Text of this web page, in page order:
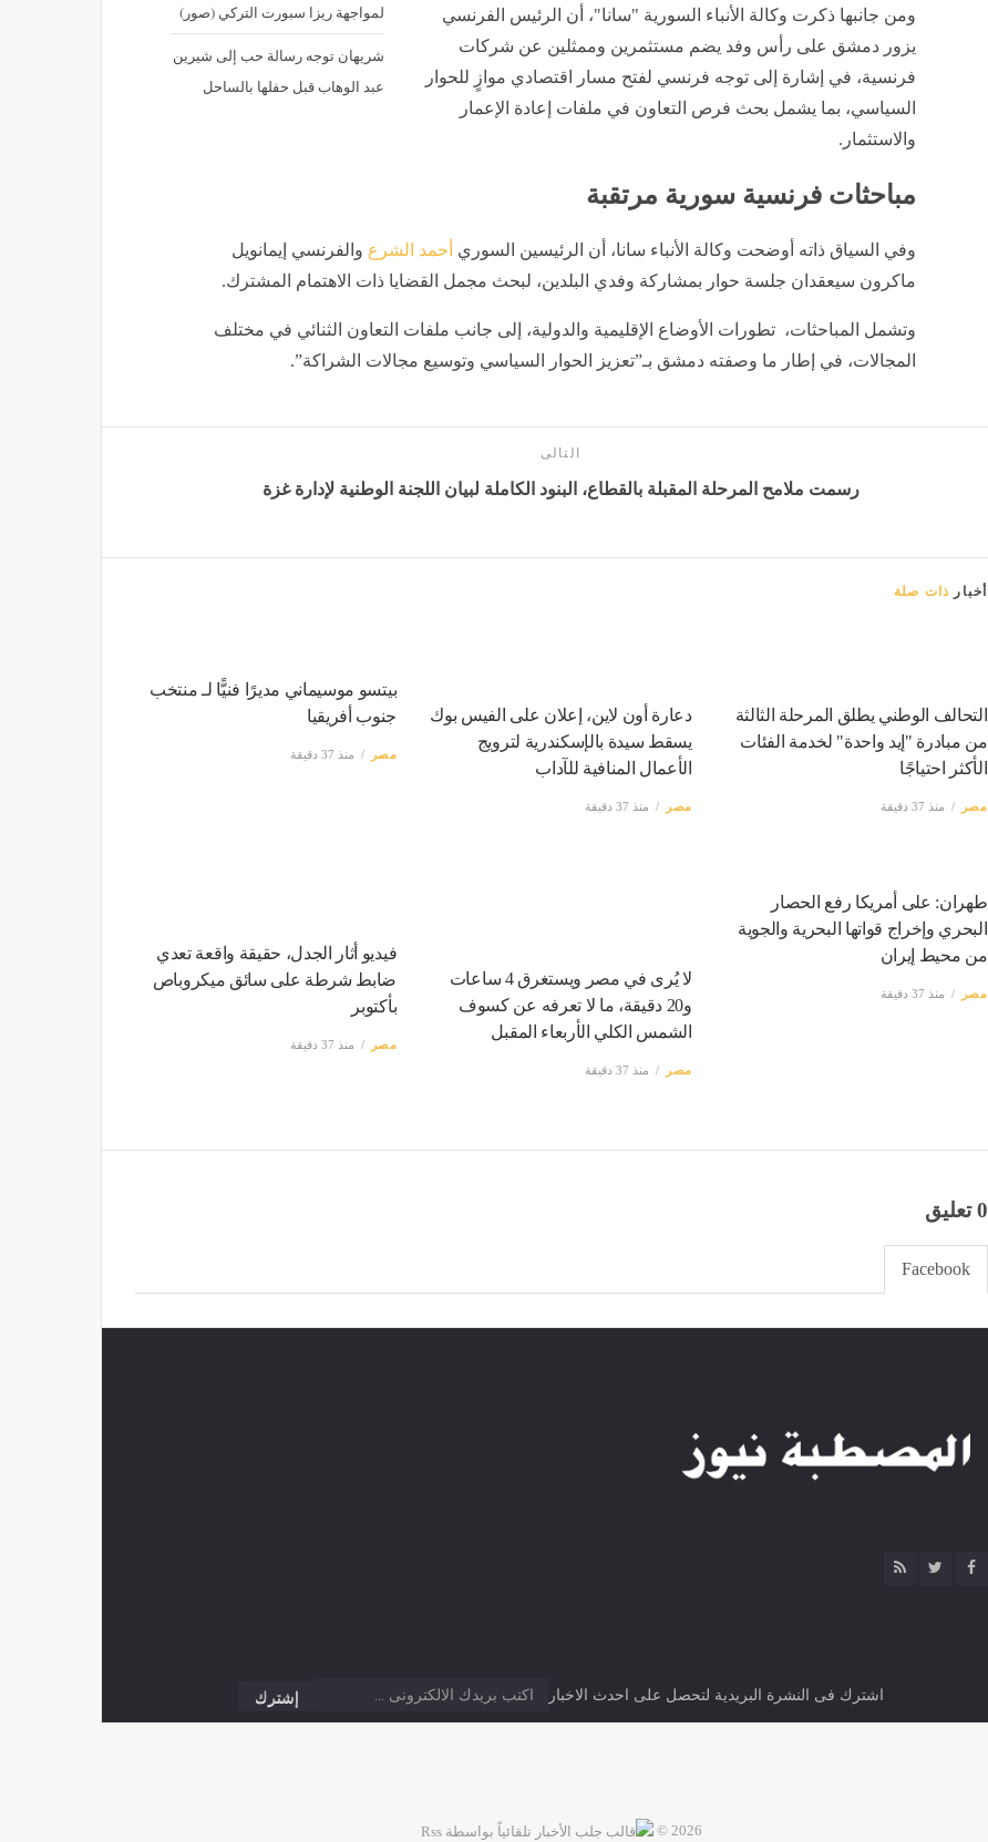
لمواجهة ريزا سبورت التركي (صور)
شريهان توجه رسالة حب إلى شيرين
عبد الوهاب قبل حفلها بالساحل
ومن جانبها ذكرت وكالة الأنباء السورية "سانا"، أن الرئيس الفرنسي
يزور دمشق على رأس وفد يضم مستثمرين وممثلين عن شركات
فرنسية، في إشارة إلى توجه فرنسي لفتح مسار اقتصادي موازٍ للحوار
السياسي، بما يشمل بحث فرص التعاون في ملفات إعادة الإعمار
والاستثمار.
مباحثات فرنسية سورية مرتقبة
وفي السياق ذاته أوضحت وكالة الأنباء سانا، أن الرئيسين السوري أحمد الشرع والفرنسي إيمانويل
ماكرون سيعقدان جلسة حوار بمشاركة وفدي البلدين، لبحث مجمل القضايا ذات الاهتمام المشترك.
وتشمل المباحثات، تطورات الأوضاع الإقليمية والدولية، إلى جانب ملفات التعاون الثنائي في مختلف
المجالات، في إطار ما وصفته دمشق بـ”تعزيز الحوار السياسي وتوسيع مجالات الشراكة”.
التالى
رسمت ملامح المرحلة المقبلة بالقطاع، البنود الكاملة لبيان اللجنة الوطنية لإدارة غزة
أخبار ذات صلة
التحالف الوطني يطلق المرحلة الثالثة
من مبادرة "إيد واحدة" لخدمة الفئات
الأكثر احتياجًا
مصر منذ 37 دقيقة
دعارة أون لاين، إعلان على الفيس بوك
يسقط سيدة بالإسكندرية لترويج
الأعمال المنافية للآداب
مصر منذ 37 دقيقة
بيتسو موسيماني مديرًا فنيًّا لـ منتخب
جنوب أفريقيا
مصر منذ 37 دقيقة
طهران: على أمريكا رفع الحصار
البحري وإخراج قواتها البحرية والجوية
من محيط إيران
مصر منذ 37 دقيقة
لا يُرى في مصر ويستغرق 4 ساعات
و20 دقيقة، ما لا تعرفه عن كسوف
الشمس الكلي الأربعاء المقبل
مصر منذ 37 دقيقة
فيديو أثار الجدل، حقيقة واقعة تعدي
ضابط شرطة على سائق ميكروباص
بأكتوبر
مصر منذ 37 دقيقة
0 تعليق
Facebook
اشترك فى النشرة البريدية لتحصل على احدث الاخبار
2026 ©